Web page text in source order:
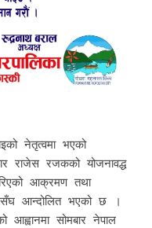
नेतृत्वमा भएको
राजेस रजकको योजनावद्ध
आक्रमण तथा
आन्दोलित भएको छ ।
आह्वानमा सोमबार नेपाल